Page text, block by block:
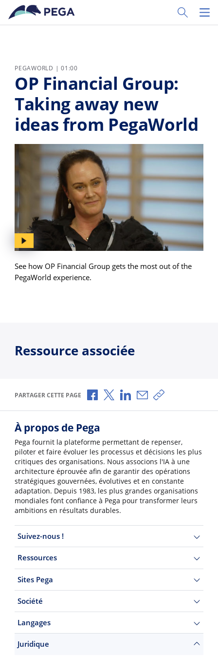
Passer directement au contenu principal
Toggle
PEGAWORLD | 01:00
OP Financial Group:
Taking away new
ideas from PegaWorld
See how OP Financial Group gets the most out of the
PegaWorld experience.
Ressource associée
PARTAGER CETTE PAGE Partager via Facebook
Partager via X
Partager via LinkedIn
Partager par e-mail
Copier le lien
À propos de Pega
Pega fournit la plateforme permettant de repenser,
piloter et faire évoluer les processus et décisions les plus
critiques des organisations. Nous associons l'IA à une
architecture éprouvée afin de garantir des opérations
stratégiques gouvernées, évolutives et en constante
adaptation. Depuis 1983, les plus grandes organisations
mondiales font confiance à Pega pour transformer leurs
ambitions en résultats durables.
Suivez-nous !
Ressources
Sites Pega
Société
Langages
Juridique